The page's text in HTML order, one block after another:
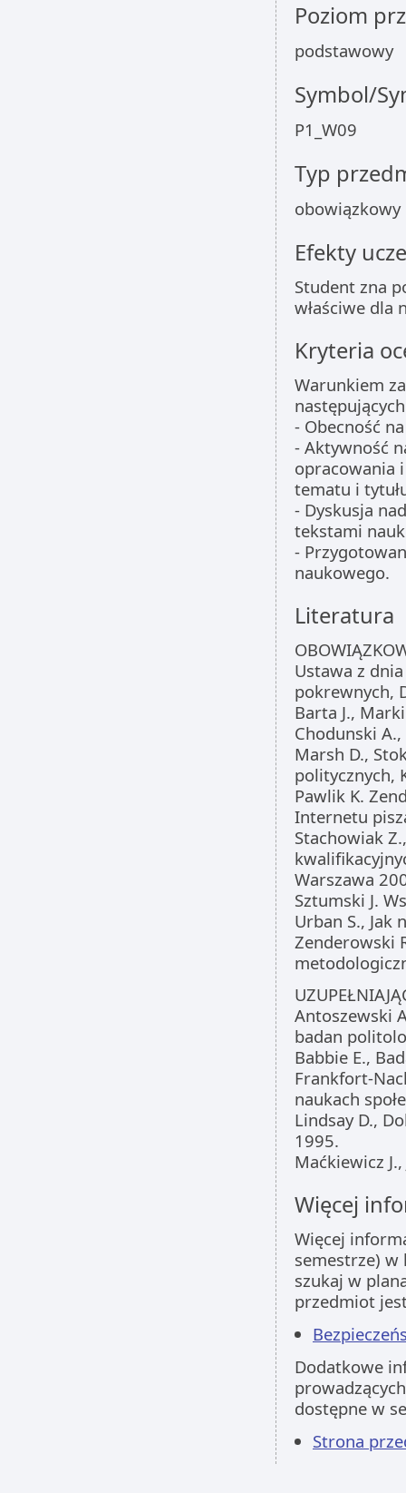
Poziom
podstawowy
Symbol/
P1_W09
Typ
obowiązkowy
Efekty
Student zna
właściwe dla
Kryteria
Warunkiem
- Obecność
- Aktywność
opracowania
tematu i
- Dyskusja
tekstami
-
naukowego.
Literatura
Ustawa z
pokrewnych,
Barta J.,
Chodunski
Marsh D.,
politycznych,
Pawlik K.
Internetu
Stachowiak
Warszawa
Sztumski J.
Urban S., Jak
Zenderowski
Antoszewski
badan
Babbie E.,
Frankfort-
naukach
Lindsay D.,
1995.
Maćkiewicz
Więcej
Więcej
semestrze)
szukaj w
przedmiot
Dodatkowe
dostępne w
Strona